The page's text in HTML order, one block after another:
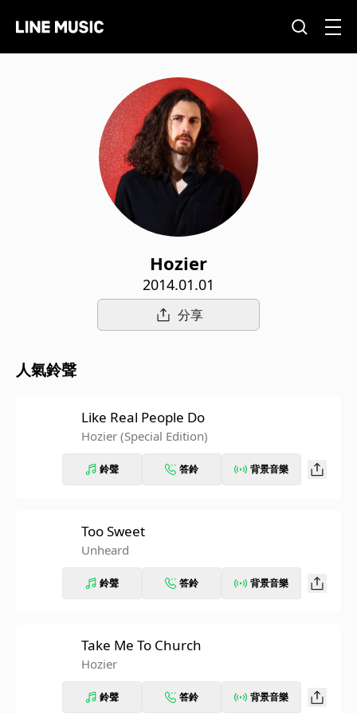
Hozier
2014.01.01
分享
人氣鈴聲
Like Real People Do
Hozier (Special Edition)
鈴聲 答鈴 背景音樂
Too Sweet
Unheard
鈴聲 答鈴 背景音樂
Take Me To Church
Hozier
鈴聲 答鈴 背景音樂